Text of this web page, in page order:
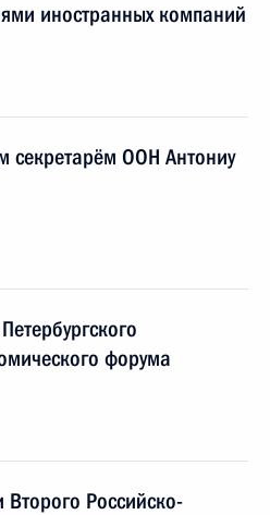
иностранных компаний
секретарём ООН Антониу
форума
Второго Российско-